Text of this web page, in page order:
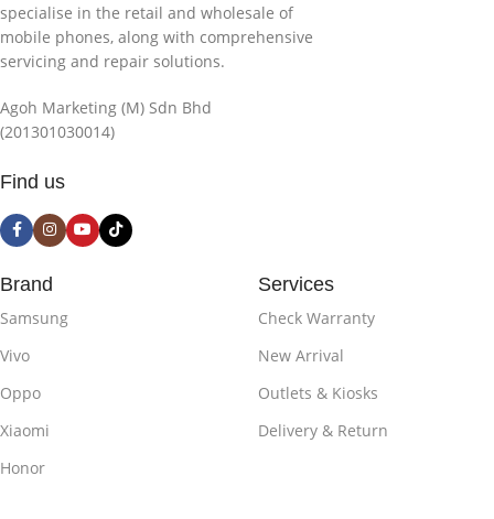
specialise in the retail and wholesale of
mobile phones, along with comprehensive
servicing and repair solutions.
Agoh Marketing (M) Sdn Bhd
(201301030014)
Find us
Brand
Samsung
Vivo
Oppo
Xiaomi
Honor
Services
Check Warranty
New Arrival
Outlets & Kiosks
Delivery & Return